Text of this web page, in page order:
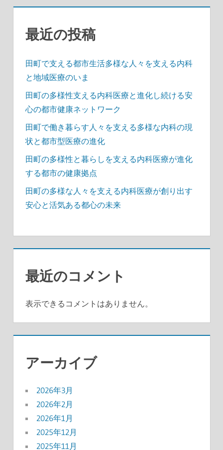
ジ
送最近の投稿
田町で支える都市生活多様な人々を支える内科
と地域医療のいま
田町の多様性支える内科医療と進化し続ける安
心の都市健康ネットワーク
田町で働き暮らす人々を支える多様な内科の現
状と都市型医療の進化
田町の多様性と暮らしを支える内科医療が進化
する都市の健康拠点
田町の多様な人々を支える内科医療が創り出す
安心と活気ある都心の未来
最近のコメント
表示できるコメントはありません。
アーカイブ
2026年3月
2026年2月
2026年1月
2025年12月
2025年11月